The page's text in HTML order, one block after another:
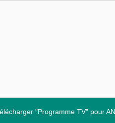
"Programme TV" pour